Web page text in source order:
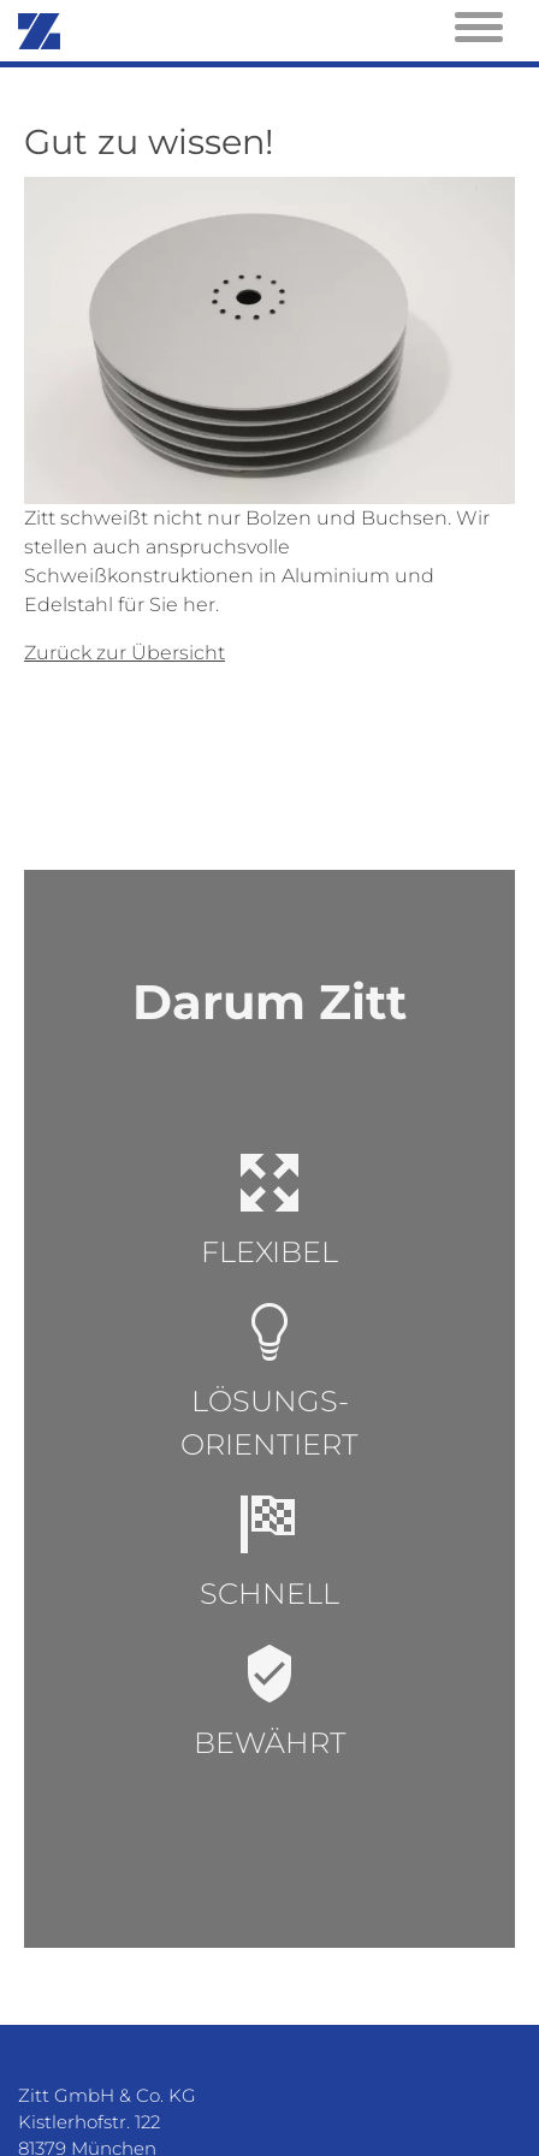
Gut zu wissen!
Zitt schweißt nicht nur Bolzen und Buchsen. Wir
stellen auch anspruchsvolle
Schweißkonstruktionen in Aluminium und
Edelstahl für Sie her.
Zurück zur Übersicht
Darum Zitt
FLEXIBEL
LÖSUNGS-
ORIENTIERT
SCHNELL
BEWÄHRT
Zitt GmbH & Co. KG
Kistlerhofstr. 122
81379 München